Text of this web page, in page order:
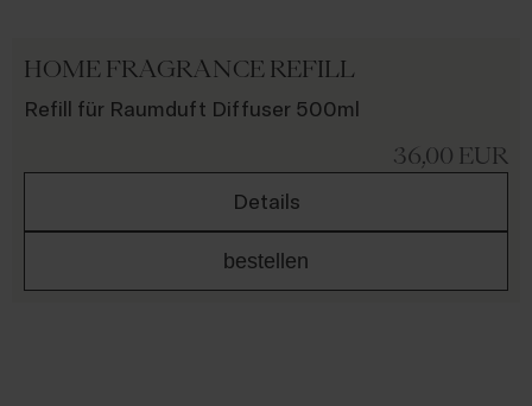
HOME FRAGRANCE REFILL
Refill für Raumduft Diffuser 500ml
36,00 EUR
Details
bestellen